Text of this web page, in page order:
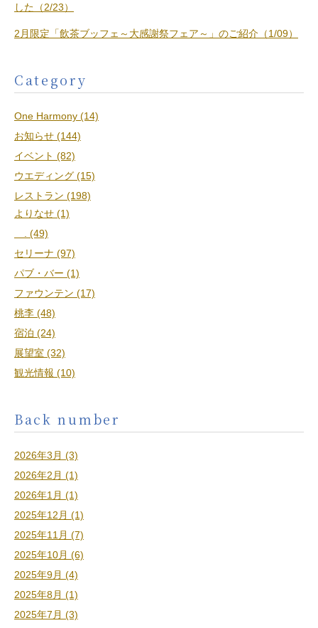
した（2/23）
2月限定「飲茶ブッフェ～大感謝祭フェア～」のご紹介（1/09）
Category
One Harmony (14)
お知らせ (144)
イベント (82)
ウエディング (15)
レストラン (198)
よりなせ (1)
. (49)
セリーナ (97)
パブ・バー (1)
ファウンテン (17)
桃李 (48)
宿泊 (24)
展望室 (32)
観光情報 (10)
Back number
2026年3月 (3)
2026年2月 (1)
2026年1月 (1)
2025年12月 (1)
2025年11月 (7)
2025年10月 (6)
2025年9月 (4)
2025年8月 (1)
2025年7月 (3)